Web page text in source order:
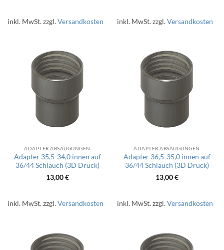
inkl. MwSt.zzgl.Versandkosten inkl. MwSt.zzgl.Versandkosten
ADAPTER ABSAUGUNGEN
Adapter 35,5-34,0 innen auf
36/44 Schlauch (3D Druck)
13,00€
inkl. MwSt.zzgl.Versandkosten
ADAPTER ABSAUGUNGEN
Adapter 36,5-35,0 innen auf
36/44 Schlauch (3D Druck)
13,00€
inkl. MwSt.zzgl.Versandkosten